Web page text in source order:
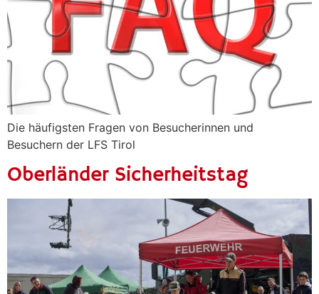
Die häufigsten Fragen von Besucherinnen und
Besuchern der LFS Tirol
Oberländer Sicherheitstag